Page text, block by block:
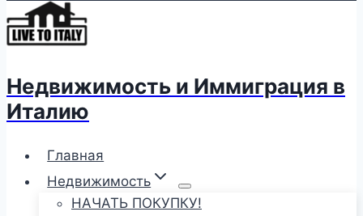
Недвижимость и Иммиграция в
Италию
Главная
Недвижимость
НАЧАТЬ ПОКУПКУ!